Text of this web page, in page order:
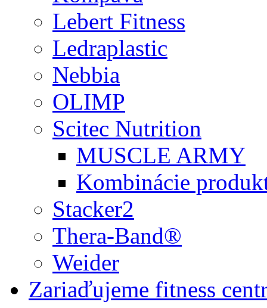
Lebert Fitness
Ledraplastic
Nebbia
OLIMP
Scitec Nutrition
MUSCLE ARMY
Kombinácie
Stacker2
Thera-Band®
Weider
Zariaďujeme fitness